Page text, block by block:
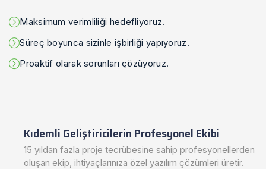
Maksimum verimliliği hedefliyoruz.
Süreç boyunca sizinle işbirliği yapıyoruz.
Proaktif olarak sorunları çözüyoruz.
Kıdemli Geliştiricilerin Profesyonel Ekibi
15 yıldan fazla proje tecrübesine sahip profesyonellerden
oluşan ekip, ihtiyaçlarınıza özel yazılım çözümleri üretir.